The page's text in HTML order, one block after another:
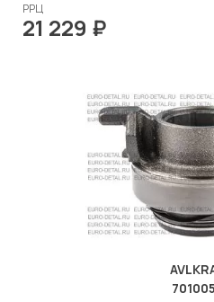
РРЦ
21 229 ₽